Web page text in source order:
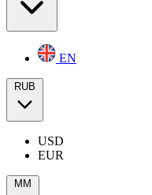
EN
RUB
USD
EUR
ММ